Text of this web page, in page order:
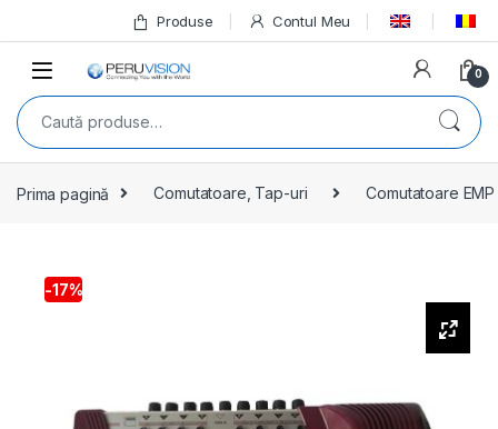
Produse Contul Meu
0
Prima pagină Comutatoare, Tap-uri Comutatoare EMP
-17%